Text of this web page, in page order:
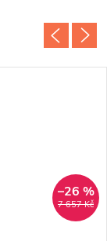
7 657 Kč
–26 %